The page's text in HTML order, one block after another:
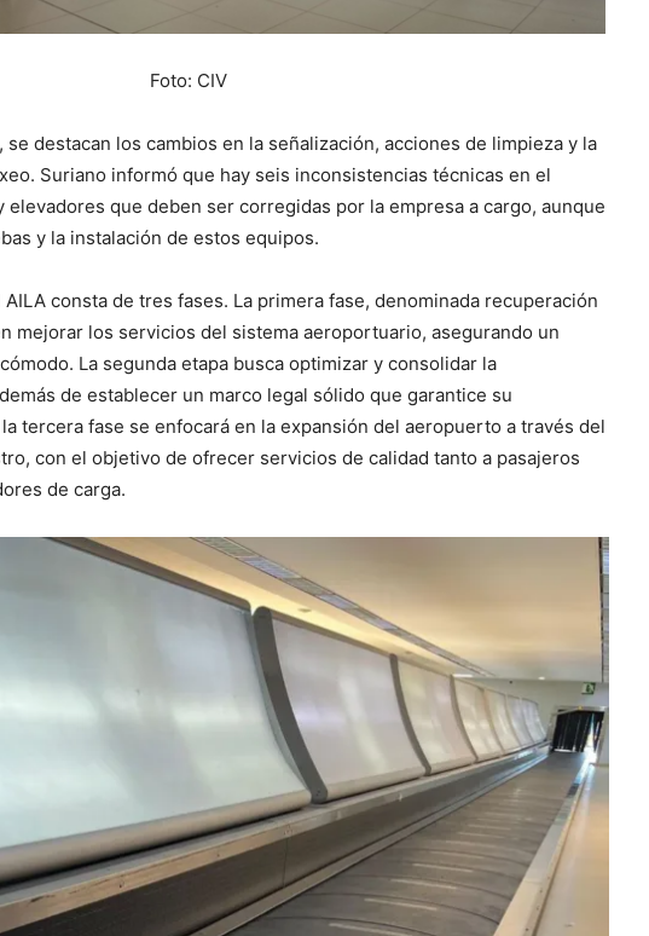
Foto: CIV
se destacan los cambios en la señalización, acciones de limpieza y la
Suriano informó que hay seis inconsistencias técnicas en el
que deben ser corregidas por la empresa a cargo, aunque
y la instalación de estos equipos.
consta de tres fases. La primera fase, denominada recuperación
mejorar los servicios del sistema aeroportuario, asegurando un
La segunda etapa busca optimizar y consolidar la
de establecer un marco legal sólido que garantice su
tercera fase se enfocará en la expansión del aeropuerto a través del
con el objetivo de ofrecer servicios de calidad tanto a pasajeros
de carga.